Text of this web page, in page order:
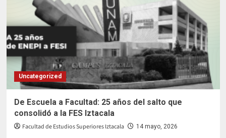
Uncategorized
De Escuela a Facultad: 25 años del salto que
consolidó a la FES Iztacala
Facultad de Estudios Superiores Iztacala 14 mayo, 2026